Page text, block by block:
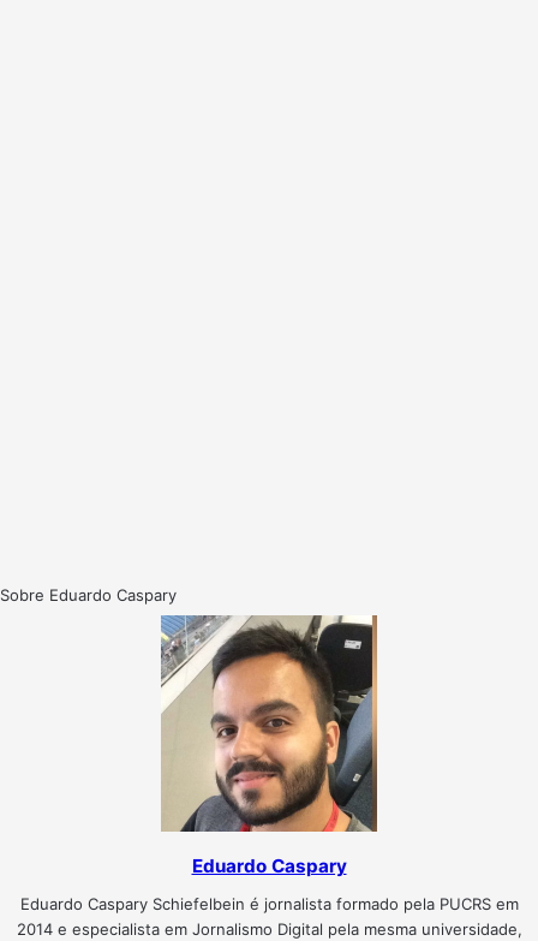
Sobre Eduardo Caspary
Eduardo Caspary
Eduardo Caspary Schiefelbein é jornalista formado pela PUCRS em
2014 e especialista em Jornalismo Digital pela mesma universidade,